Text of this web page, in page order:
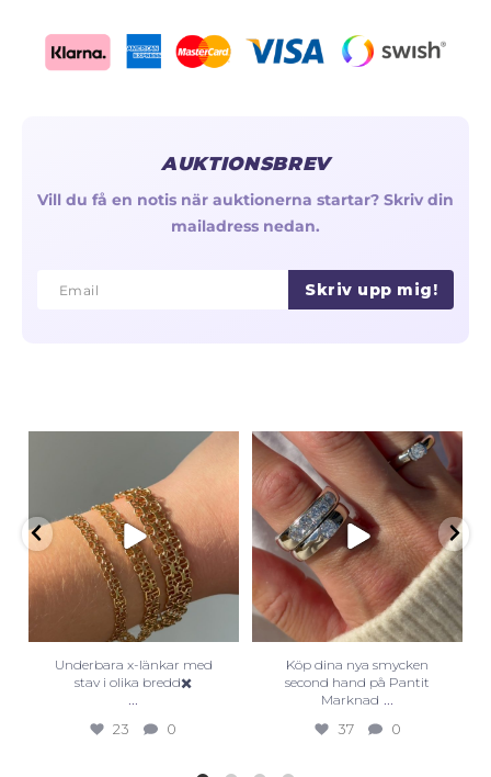
AUKTIONSBREV
Vill du få en notis när auktionerna startar? Skriv din
mailadress nedan.
Email
Email Skriv upp mig!
Underbara x-länkar med
stav i olika bredd✖️
...
23 0
Köp dina nya smycken
second hand på Pantit
Marknad ...
37 0